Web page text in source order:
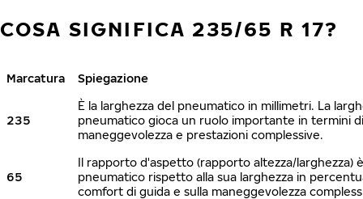
COSA SIGNIFICA 235/65 R 17?
Marcatura Spiegazione
235
È la larghezza del pneumatico in millimetri. La
pneumatico gioca un ruolo importante in termini
maneggevolezza e prestazioni complessive.
65
Il rapporto d'aspetto (rapporto altezza/larghezza)
pneumatico rispetto alla sua larghezza in
comfort di guida e sulla maneggevolezza